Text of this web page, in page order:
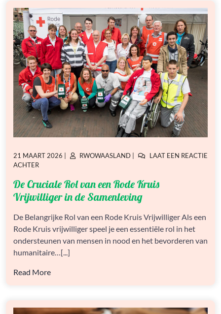
GEPLAATST
OP
21 MAART 2026
GEPLAATST
RWOWAASLAND
LAAT EEN REACTIE
ACHTEROP
CRUCIALE
ROL
VAN
RODE
KRUIS
VRIJWILLIGER
IN
DE
De Cruciale Rol van een Rode Kruis
Vrijwilliger in de Samenleving
De Belangrijke Rol van een Rode Kruis Vrijwilliger Als een
Rode Kruis vrijwilliger speel je een essentiële rol in het
ondersteunen van mensen in nood en het bevorderen van
humanitaire…[...]
Read More